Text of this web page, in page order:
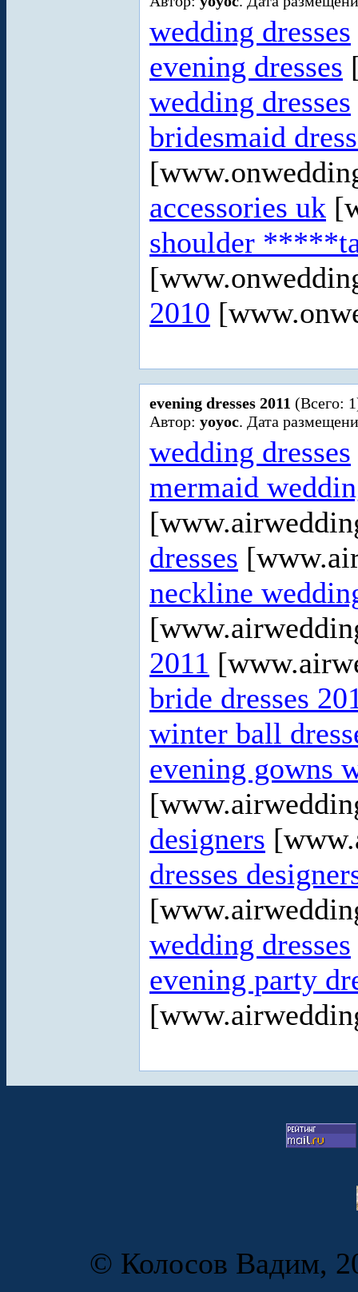
wedding dresses
evening dresses
wedding dresses
bridesmaid
accessories uk
shoulder
2010
evening dresses 2011 (Всего:
Автор: yoyoc. Дата
wedding dresses
mermaid
dresses
neckline
2011
bride dresses
winter ball
evening gowns
designers
dresses
wedding dresses
evening party
© Колосов Вадим,